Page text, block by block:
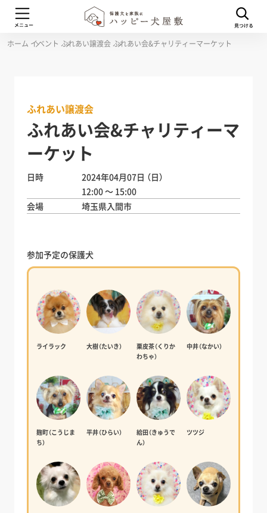
ホーム イベント ふれあい譲渡会 ふれあい会&チャリティーマーケット
ふれあい譲渡会
ふれあい会&チャリティーマ
ーケット
日時 2024年04月07日 （日）
12:00 ～ 15:00
会場
埼玉県入間市
参加予定の保護犬
ライラック 大樹（たいき）
栗皮茶（くりか
わちゃ）
中井（なかい）
麹町（こうじま
ち）
平井（ひらい）
給田（きゅうで
ん）
ツツジ